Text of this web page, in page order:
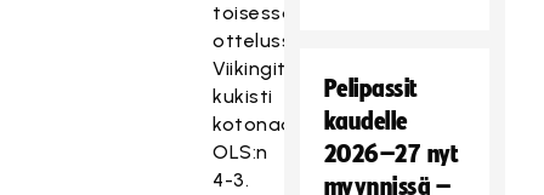
toisessa
ottelussa
Viikingit
kukisti
kotonaan
OLS:n
4-3.
Pelipassit
kaudelle
2026–27 nyt
myynnissä –